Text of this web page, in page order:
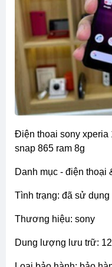
điện thoai sony xperia 1 ii (x1 mark 2) màn oled 4k -
snap 865 ram 8g
danh mục - điện
tình trạng: đã sử dụng
thương hiệu: sony
dung lượng lưu trữ: